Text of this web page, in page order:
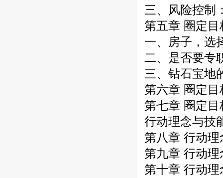
三、风险控制
第五章 圈定
一、房子，选
二、是否要专
三、钻石宝地
第六章 圈定
第七章 圈定
行动理念与技
第八章 行动
第九章 行动
第十章 行动